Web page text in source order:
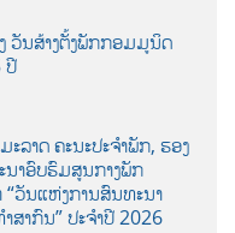
ວັນສ້າງຕັ້ງພັກກອມມູນິດ
ປີ
ລາດ ຄະນະປະຈໍາພັກ, ຮອງ
ນາອົບຮົມສູນກາງພັກ
“ວັນແຫ່ງການສົນທະນາ
ຳສາກົນ” ປະຈຳປີ 2026